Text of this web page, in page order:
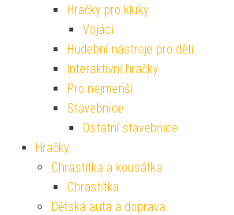
Hračky pro kluky
Vojáci
Hudební nástroje pro děti
Interaktivní hračky
Pro nejmenší
Stavebnice
Ostatní stavebnice
Hračky
Chrastítka a kousátka
Chrastítka
Dětská auta a doprava